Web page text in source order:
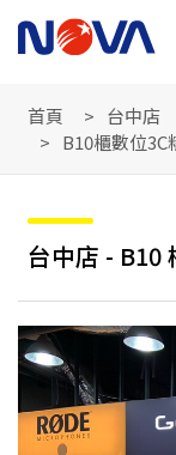
首頁 台中店
B10櫃數位
台中店 - B10